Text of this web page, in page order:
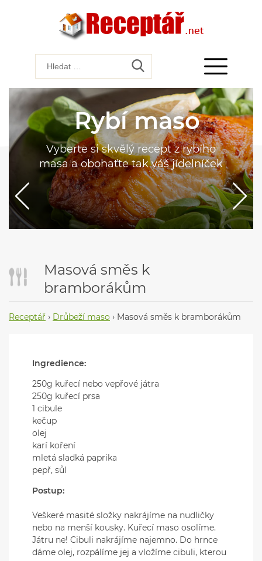
Rybí maso
Vyberte si skvělý recept z rybího
masa a obohaťte tak váš jídelníček
Masová směs k
bramborákům
Receptář › Drůbeží maso › Masová směs k bramborákům
Ingredience:
250g kuřecí nebo vepřové játra
250g kuřecí prsa
1 cibule
kečup
olej
karí koření
mletá sladká paprika
pepř, sůl
Postup:
Veškeré masité složky nakrájíme na nudličky
nebo na menší kousky. Kuřecí maso osolíme.
Játru ne! Cibuli nakrájíme najemno. Do hrnce
dáme olej, rozpálíme jej a vložíme cibuli, kterou